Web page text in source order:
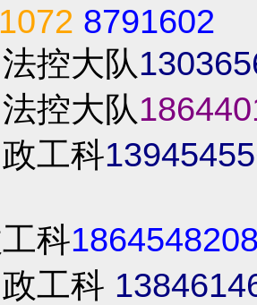
8791602
控大队
控大队
工科
科
工科